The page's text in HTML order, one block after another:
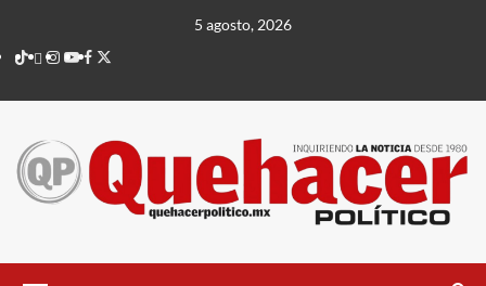
contenido
5 agosto, 2026
TikTok
threads
Instagram
Youtube
Facebook
X